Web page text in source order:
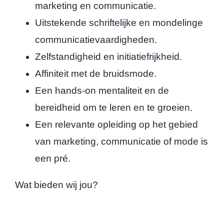
marketing en communicatie.
Uitstekende schriftelijke en mondelinge
communicatievaardigheden.
Zelfstandigheid en initiatiefrijkheid.
Affiniteit met de bruidsmode.
Een hands-on mentaliteit en de
bereidheid om te leren en te groeien.
Een relevante opleiding op het gebied
van marketing, communicatie of mode is
een pré.
Wat bieden wij jou?